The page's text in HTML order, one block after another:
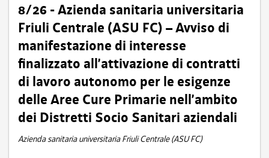
8/26 - Azienda sanitaria universitaria
Friuli Centrale (ASU FC) – Avviso di
manifestazione di interesse
finalizzato all’attivazione di contratti
di lavoro autonomo per le esigenze
delle Aree Cure Primarie nell’ambito
dei Distretti Socio Sanitari aziendali
Azienda sanitaria universitaria Friuli Centrale (ASU FC)